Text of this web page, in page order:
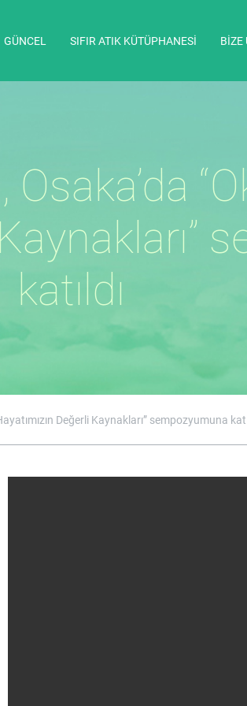
GÜNCEL SIFIR ATIK KÜTÜPHANESİ BİZE
katıldı
Değerli Kaynakları” sempozyumuna